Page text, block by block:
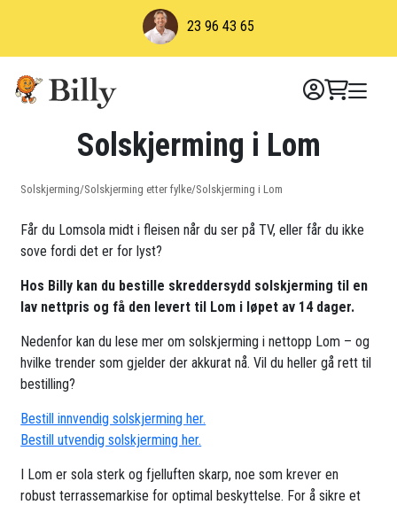
23 96 43 65
Solskjerming i Lom
Solskjerming/Solskjerming etter fylke/Solskjerming i Lom
Får du Lomsola midt i fleisen når du ser på TV, eller får du ikke
sove fordi det er for lyst?
Hos Billy kan du bestille skreddersydd solskjerming til en
lav nettpris og få den levert til Lom i løpet av 14 dager.
Nedenfor kan du lese mer om solskjerming i nettopp Lom – og
hvilke trender som gjelder der akkurat nå. Vil du heller gå rett til
bestilling?
Bestill innvendig solskjerming her.
Bestill utvendig solskjerming her.
I Lom er sola sterk og fjelluften skarp, noe som krever en
robust terrassemarkise for optimal beskyttelse. For å sikre et